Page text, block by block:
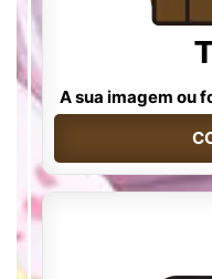
A sua imagem ou